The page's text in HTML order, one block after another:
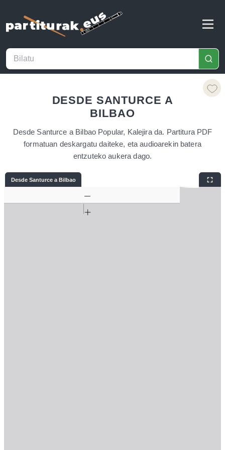
DESDE SANTURCE A
BILBAO
Desde Santurce a Bilbao Popular, Kalejira da. Partitura PDF
formatuan deskargatu daiteke, eta audioarekin batera
entzuteko aukera dago.
Desde Santurce a Bilbao